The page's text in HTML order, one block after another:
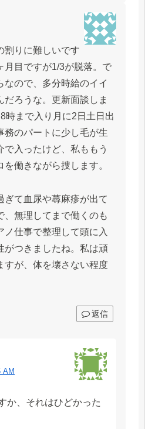
割りに難しいです
月目ですが1/3が脱落。で
なので、多分時給のイイ
だろうな。更新面談しま
時まで入り月に2日土日出
務のパートに少し毛が生
で入ったけど、私ももう
働きながら捜します。
ぎて血尿や蕁麻疹が出て
、無理してまで働くのも
ノ仕事で整理して頭に入
がつきましたね。私は頑
すが、体を壊さない程度
返信
AM
か、それはひどかった